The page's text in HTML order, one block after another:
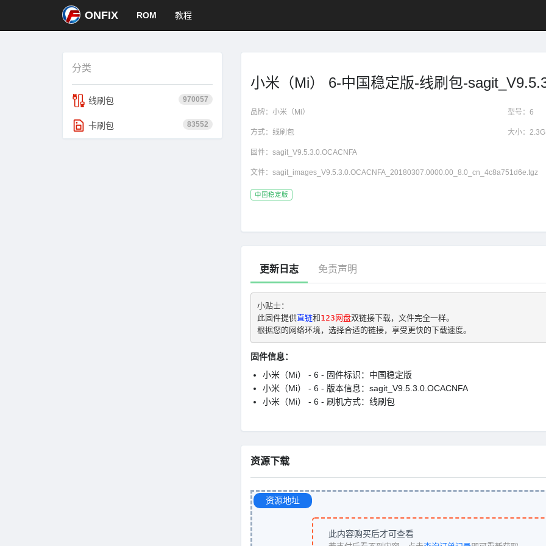
ONFIX ROM 教程
分类
970057
线刷包
83552
卡刷包
小米（Mi） 6-中国稳定版-线刷包-
品牌： 小米（Mi） 型号：6
方式： 线刷包 大小：
固件： sagit_V9.5.3.0.OCACNFA
文件： sagit_images_V9.5.3.0.OCACNFA_20180307.0000.00_8.0_cn_4c8a751d6e.tgz
中国稳定版
更新日志 免责声明
小贴士：
此固件提供直链和123网盘双链接下载，文件完全一样。
根据您的网络环境，选择合适的链接，享受更快的下载速度。
固件信息：
小米（Mi） - 6 - 固件标识：中国稳定版
小米（Mi） - 6 - 版本信息：sagit_V9.5.3.0.OCACNFA
小米（Mi） - 6 - 刷机方式：线刷包
资源下载
资源地址
此内容购买后才可查看